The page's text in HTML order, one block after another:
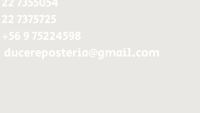
22 7375725
+56 9 75224598
ducereposteria@gmail.com